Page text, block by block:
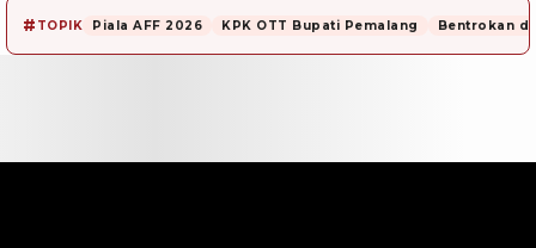
# TOPIK Piala AFF 2026 KPK OTT Bupati Pemalang Bentrokan di